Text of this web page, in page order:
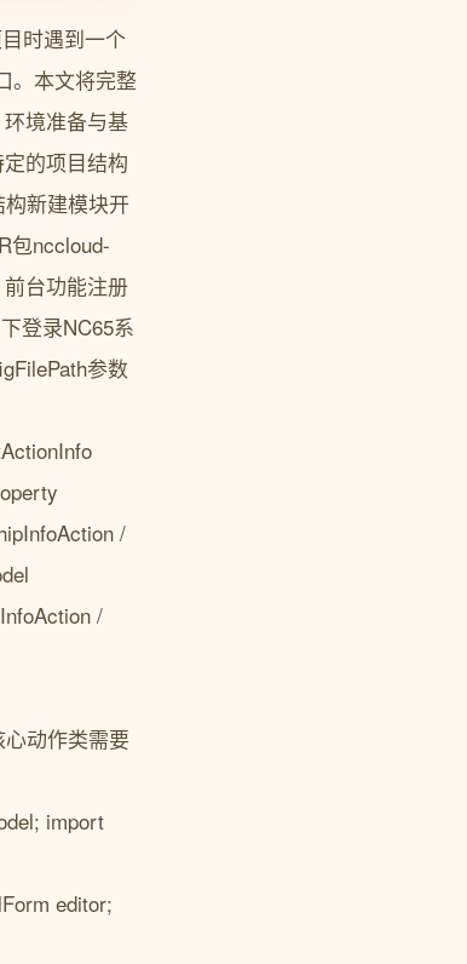
时遇到一个
。本文将完整
境准备与基
的项目结构
新建模块开
包nccloud-
台功能注册
登录NC65系
参数
/
/
动作类需要
import
editor;